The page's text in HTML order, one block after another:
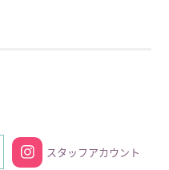
スタッフアカウント